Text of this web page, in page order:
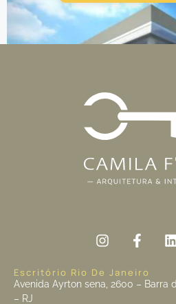
Escritório Rio De Janeiro
Avenida Ayrton sena, 2600 – Barra
– RJ